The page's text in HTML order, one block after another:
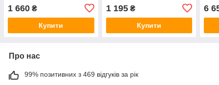
1 660 ₴
Купити
1 195₴
Купити
6
Про нас
99% позитивних з 469 відгуків за рік